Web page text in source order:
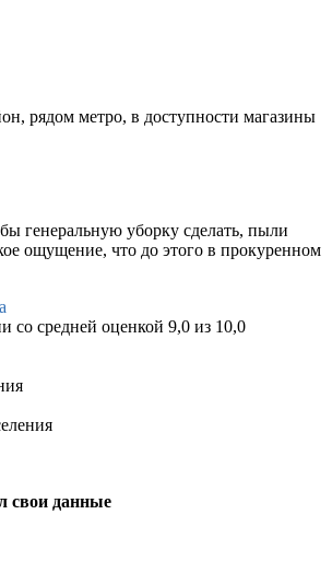
рядом метро, в доступности магазины
генеральную уборку сделать, пыли
ощущение, что до этого в прокуренном
со средней оценкой 9,0 из 10,0
свои данные